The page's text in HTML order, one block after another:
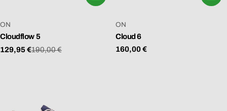
VERKÄUFER:
ON
Cloudflow 5
Verkaufspreis
129,95 €
Regulärer190,00 €
VERKÄUFER:
ON
Cloud 6
Regulärer
160,00 €